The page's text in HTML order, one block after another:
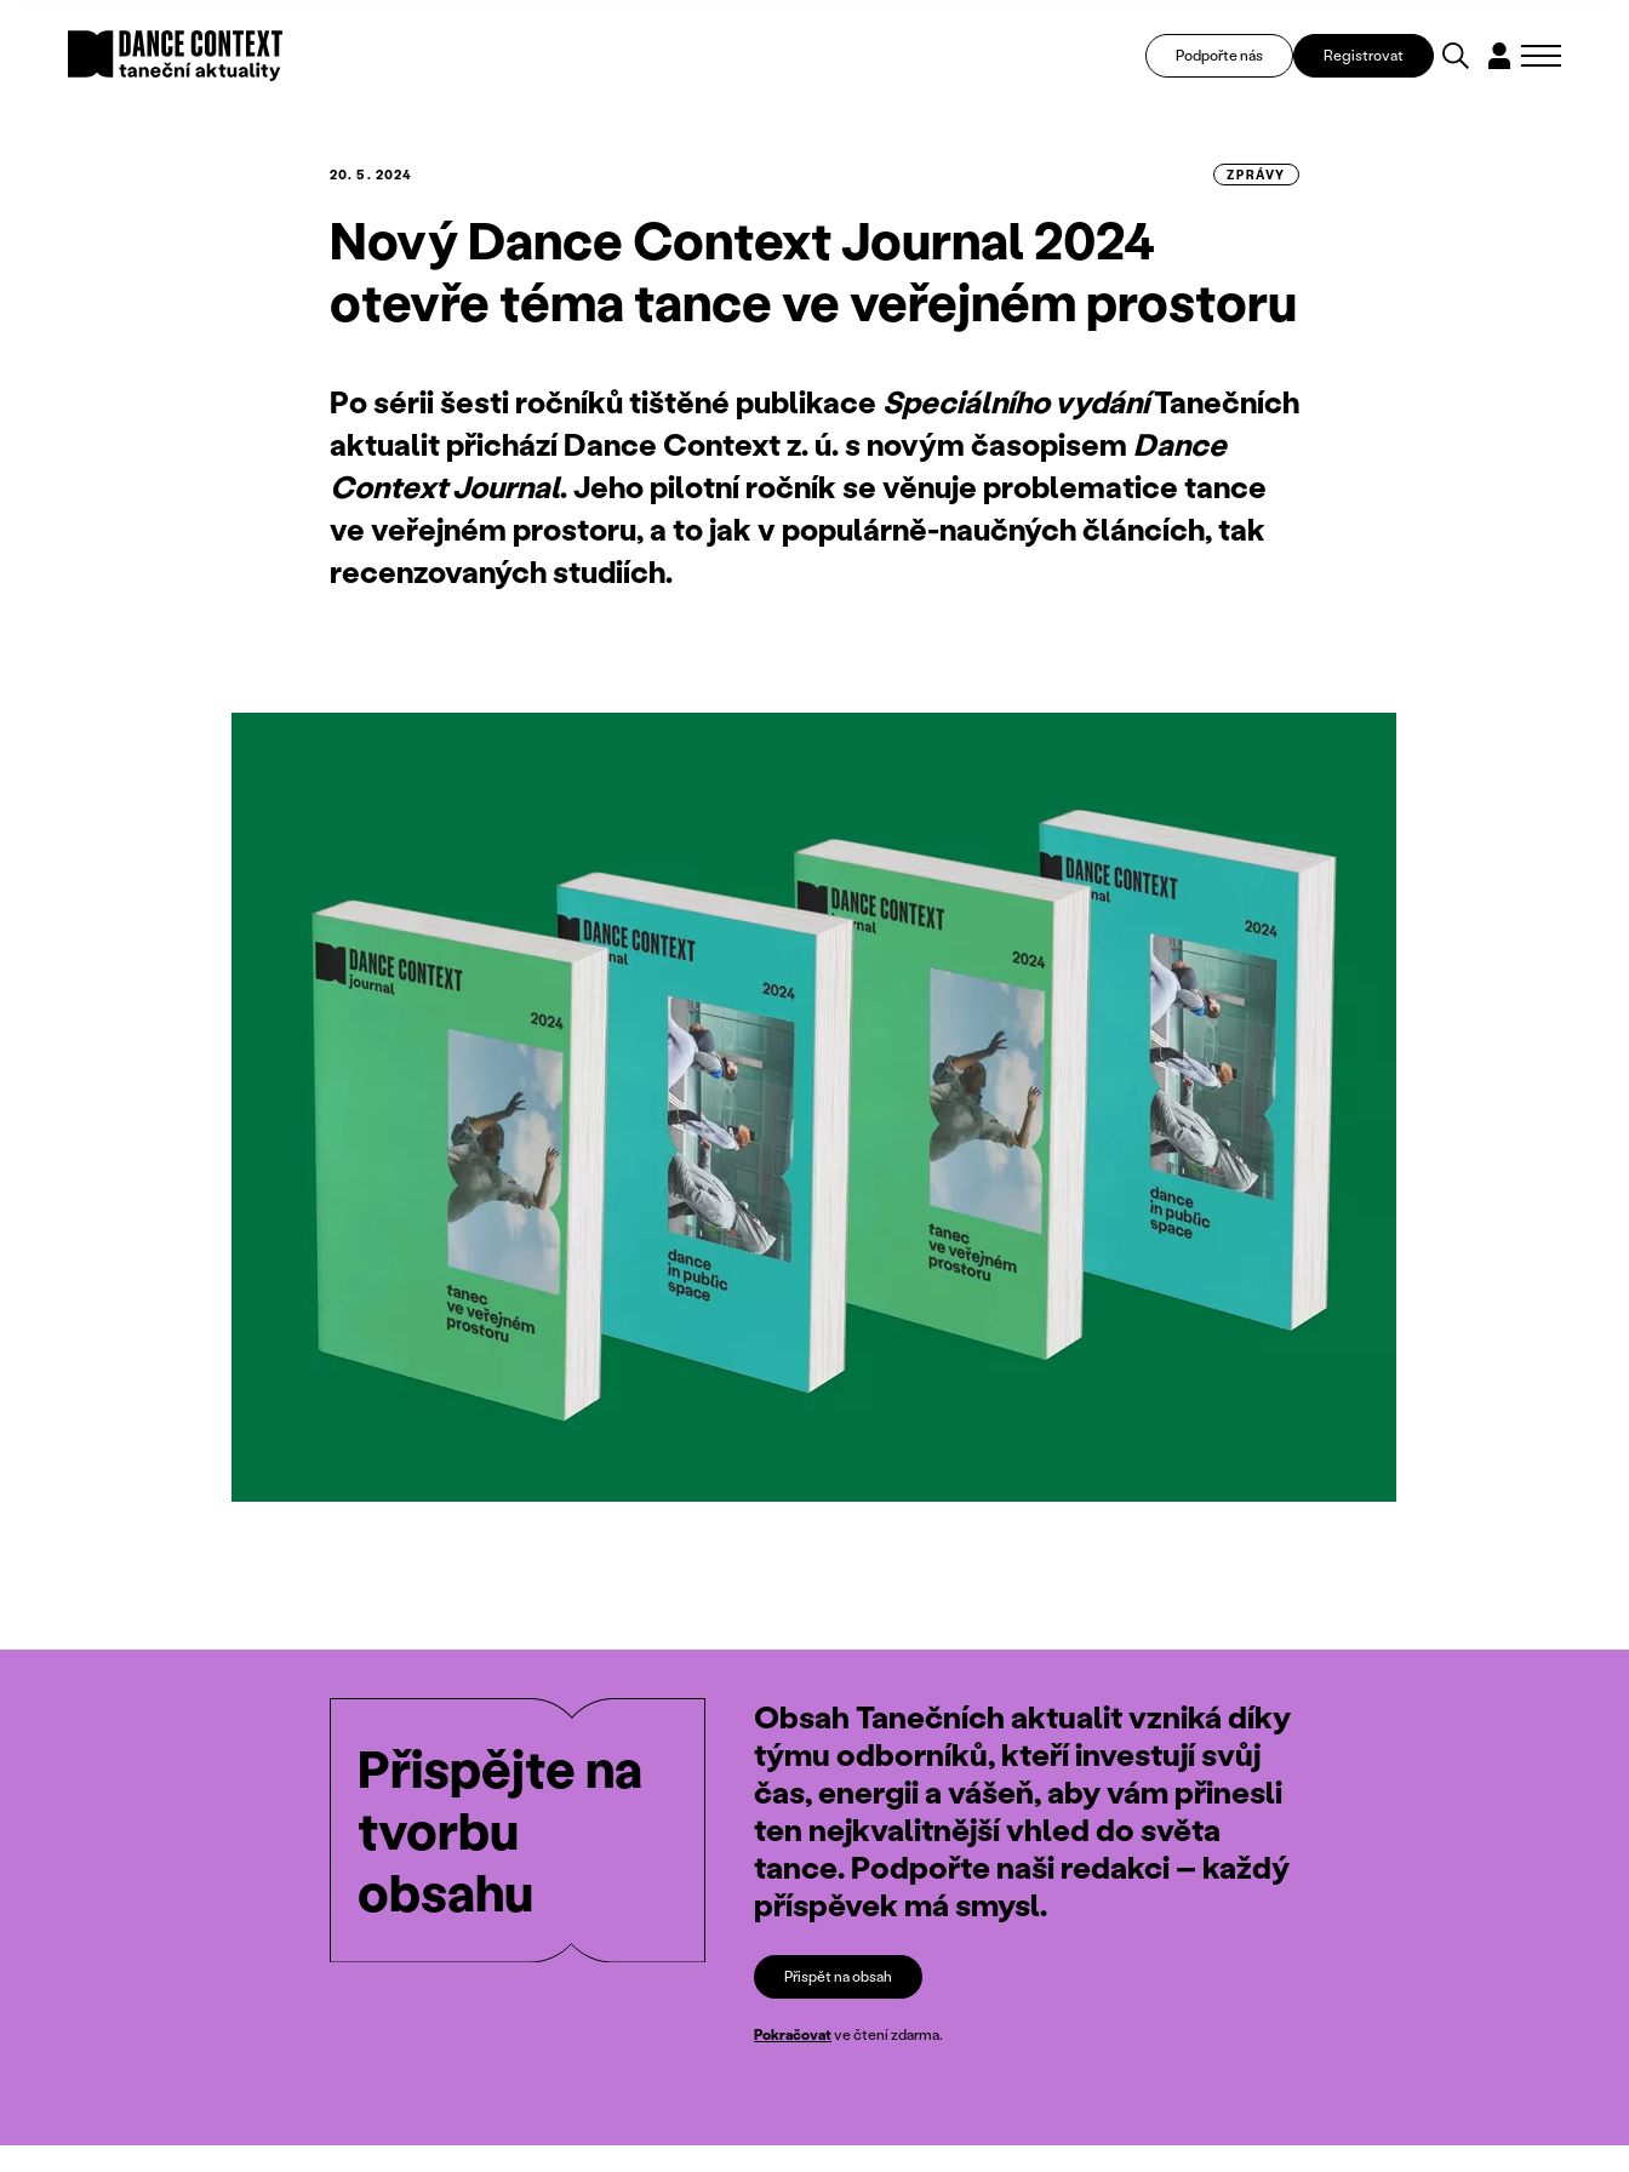
Podpořte nás Registrovat
20. 5. 2024 ZPRÁVY
Nový Dance Context Journal 2024
otevře téma tance ve veřejném prostoru
Po sérii šesti ročníků tištěné publikace Speciálního vydáníTanečních
aktualit přichází Dance Context z. ú. s novým časopisem Dance
Context Journal. Jeho pilotní ročník se věnuje problematice tance
ve veřejném prostoru, a to jak v populárně-naučných článcích, tak
recenzovaných studiích.
Přispějte na
tvorbu
obsahu
Obsah Tanečních aktualit vzniká díky
týmu odborníků, kteří investují svůj
čas, energii a vášeň, aby vám přinesli
ten nejkvalitnější vhled do světa
tance. Podpořte naši redakci – každý
příspěvek má smysl.
Přispět na obsah
Pokračovatve čtení zdarma.